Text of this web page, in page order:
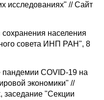
исследованиях" // Сайт
населения
совета ИНП РАН", 8
COVID-19 на
экономики" //
"Секции